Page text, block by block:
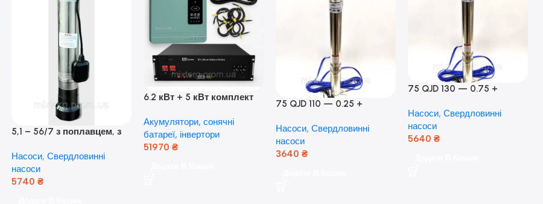
5,1 – 56/7 з поплавцем, з
(оригінал Польща)
Насоси, Свердловинні
насоси
5740 ₴
6.2 кВт + 5 кВт комплект
Гібридний інвертор Anern
та акумулятор Dyness, 50А
Акумулятори, сонячні
батареї, інвертори
51970 ₴
75 QJD 110 — 0.25 +
Мідь!
Насоси, Свердловинні
насоси
3640 ₴
75 QJD 130 — 0.75 +
Насоси, Свердловинні
насоси
5640 ₴